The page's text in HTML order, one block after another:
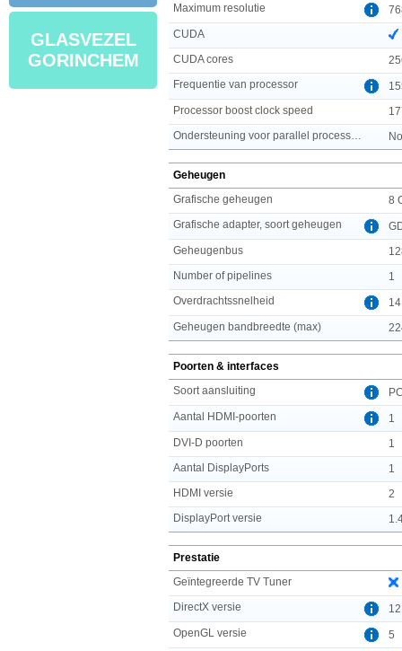
GLASVEZEL
GORINCHEM
Maximum resolutie
CUDA
CUDA cores
Frequentie van processor
Processor boost clock speed
Geheugen
Grafische geheugen
8
Grafische adapter, soort geheugen
Geheugenbus
Number of pipelines
1
Overdrachtssnelheid
Geheugen bandbreedte (max)
Poorten & interfaces
Soort aansluiting
Aantal HDMI-poorten
1
DVI-D poorten
1
Aantal DisplayPorts
1
HDMI versie
2
DisplayPort versie
Prestatie
Geïntegreerde TV Tuner
DirectX versie
OpenGL versie
5